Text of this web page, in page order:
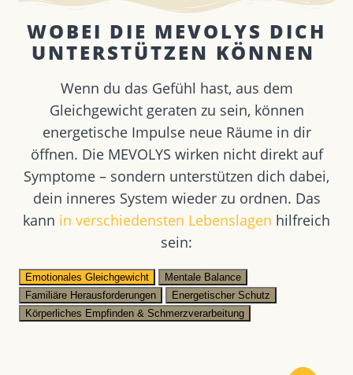
WOBEI DIE MEVOLYS DICH
UNTERSTÜTZEN KÖNNEN ​
Wenn du das Gefühl hast, aus dem
Gleichgewicht geraten zu sein, können
energetische Impulse neue Räume in dir
öffnen. Die MEVOLYS wirken nicht direkt auf
Symptome – sondern unterstützen dich dabei,
dein inneres System wieder zu ordnen. Das
kann in verschiedensten Lebenslagen hilfreich
sein:
Emotionales Gleichgewicht
Mentale Balance
Familiäre Herausforderungen
Energetischer Schutz
Körperliches Empfinden & Schmerzverarbeitung